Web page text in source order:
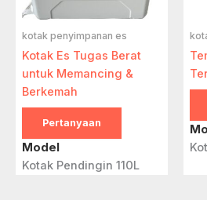
kotak penyimpanan es
Kotak Es Tugas Berat
untuk Memancing &
Berkemah
Pertanyaan
Model
Kotak Pendingin 110L